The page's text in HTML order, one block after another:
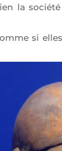
la
si